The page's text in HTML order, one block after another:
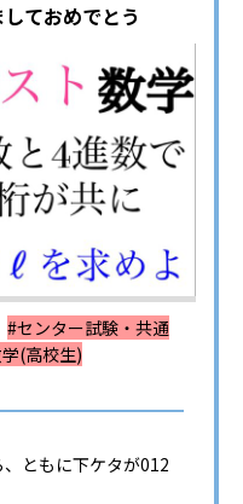
ておめでとう
#センター試験・共通
(高校生)
ともに下ケタが012